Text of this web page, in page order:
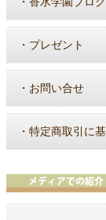
・ プレゼント
・ お問い合せ
・ 特定商取引に